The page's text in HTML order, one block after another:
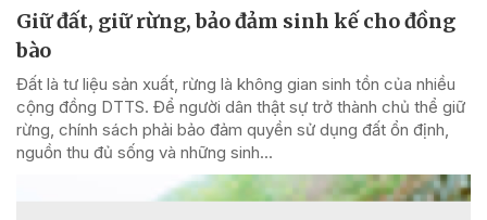
Giữ đất, giữ rừng, bảo đảm sinh kế cho đồng
bào
Đất là tư liệu sản xuất, rừng là không gian sinh tồn của nhiều
cộng đồng DTTS. Để người dân thật sự trở thành chủ thể giữ
rừng, chính sách phải bảo đảm quyền sử dụng đất ổn định,
nguồn thu đủ sống và những sinh...